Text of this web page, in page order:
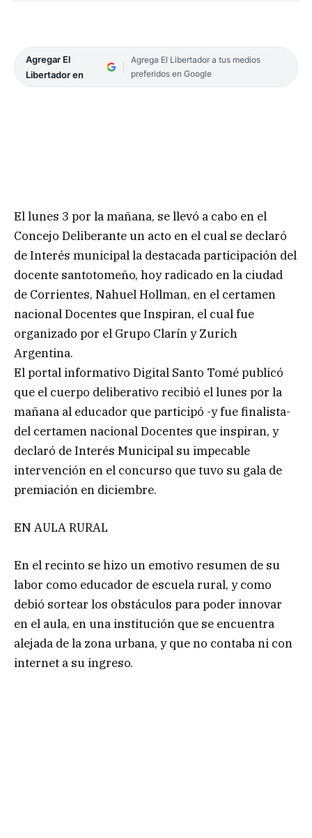
Agregar El
Libertador en
Agrega El Libertador a tus medios
preferidos en Google
El lunes 3 por la mañana, se llevó a cabo en el
Concejo Deliberante un acto en el cual se declaró
de Interés municipal la destacada participación del
docente santotomeño, hoy radicado en la ciudad
de Corrientes, Nahuel Hollman, en el certamen
nacional Docentes que Inspiran, el cual fue
organizado por el Grupo Clarín y Zurich
Argentina.
El portal informativo Digital Santo Tomé publicó
que el cuerpo deliberativo recibió el lunes por la
mañana al educador que participó -y fue finalista-
del certamen nacional Docentes que inspiran, y
declaró de Interés Municipal su impecable
intervención en el concurso que tuvo su gala de
premiación en diciembre.
EN AULA RURAL
En el recinto se hizo un emotivo resumen de su
labor como educador de escuela rural, y como
debió sortear los obstáculos para poder innovar
en el aula, en una institución que se encuentra
alejada de la zona urbana, y que no contaba ni con
internet a su ingreso.